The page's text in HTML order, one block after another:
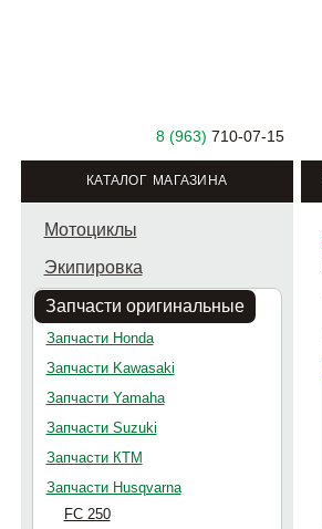
8 (963) 710-07-15
КАТАЛОГ МАГАЗИНА
Мотоциклы
Экипировка
Запчасти оригинальные
Запчасти Honda
Запчасти Kawasaki
Запчасти Yamaha
Запчасти Suzuki
Запчасти КТМ
Запчасти Husqvarna
FC 250